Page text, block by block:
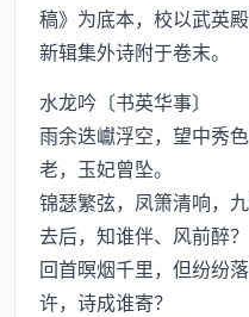
稿》为底本，校以武英
新辑集外诗附于卷末。
水龙吟〔书英华事〕
雨余迭巘浮空，望中秀
老，玉妃曾坠。
锦瑟繁弦，凤箫清响，
去后，知谁伴、风前醉？
回首暝烟千里，但纷纷
许，诗成谁寄？